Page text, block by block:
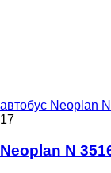
автобус Neoplan
17
Neoplan N